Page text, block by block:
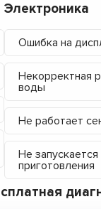
Электроника
Ошибка на
Некорректная
воды
Не работает
Не запускается
приготовления